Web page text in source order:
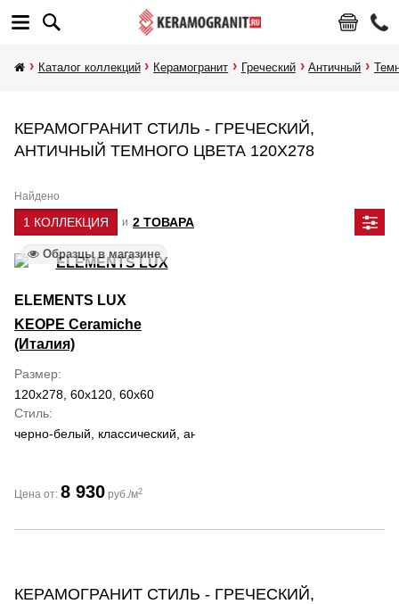
Каталог коллекций Керамогранит Греческий Античный
КЕРАМОГРАНИТ СТИЛЬ - ГРЕЧЕСКИЙ,
АНТИЧНЫЙ ТЕМНОГО ЦВЕТА 120Х278
Найдено
1 КОЛЛЕКЦИЯ и 2 ТОВАРА
Образцы в магазине
ELEMENTS LUX
KEOPE Ceramiche
(Италия)
Размер
120x278, 60x120, 60x60
Стиль
черно-белый, классический, античный
Цена от: 8 930 руб./м2
КЕРАМОГРАНИТ СТИЛЬ - ГРЕЧЕСКИЙ,